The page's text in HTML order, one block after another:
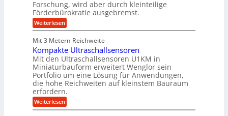
C
L
w
e
i
t
e
r
e
n
t
w
i
c
k
e
y
b
r
i
d
-
u
g
e
l
a
g
e
r
f
e
r
z
i
e
t
U
m
s
a
t
z
k
n
Forschung, wird aber durch kleinteilige
Förderbürokratie ausgebremst.
Weiterlesen:
M
s
c
h
i
n
e
n
b
a
u
Mit 3 Metern Reichweite
Kompakte Ultraschallsensoren
Mit den Ultraschallsensoren U1KM in
Miniaturbauform erweitert Wenglor sein
Portfolio um eine Lösung für Anwendungen,
die hohe Reichweiten auf kleinstem Bauraum
erfordern.
Weiterlesen:
K